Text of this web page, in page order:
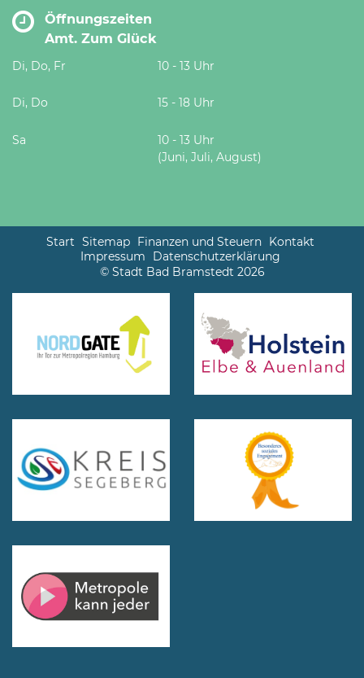
Öffnungszeiten
Amt. Zum Glück
Di, Do, Fr 10 - 13 Uhr
Di, Do 15 - 18 Uhr
Sa
10 - 13 Uhr
(Juni, Juli, August)
Start Sitemap Finanzen und Steuern Kontakt
Impressum
Datenschutzerklärung
© Stadt Bad Bramstedt 2026